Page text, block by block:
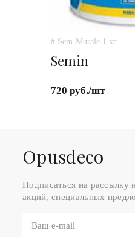
# Sem-Murale 1 кг.
Semin
720 руб./шт
Оpusdeco
Подписаться на рассылку
акций, специальных